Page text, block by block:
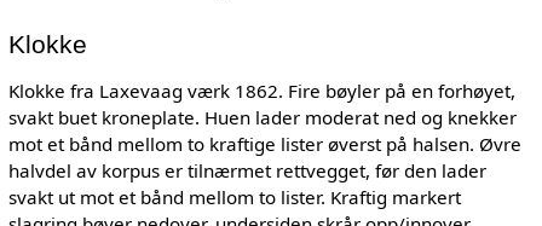
Klokke
Klokke fra Laxevaag værk 1862. Fire bøyler på en forhøyet,
svakt buet kroneplate. Huen lader moderat ned og knekker
mot et bånd mellom to kraftige lister øverst på halsen. Øvre
halvdel av korpus er tilnærmet rettvegget, før den lader
svakt ut mot et bånd mellom to lister. Kraftig markert